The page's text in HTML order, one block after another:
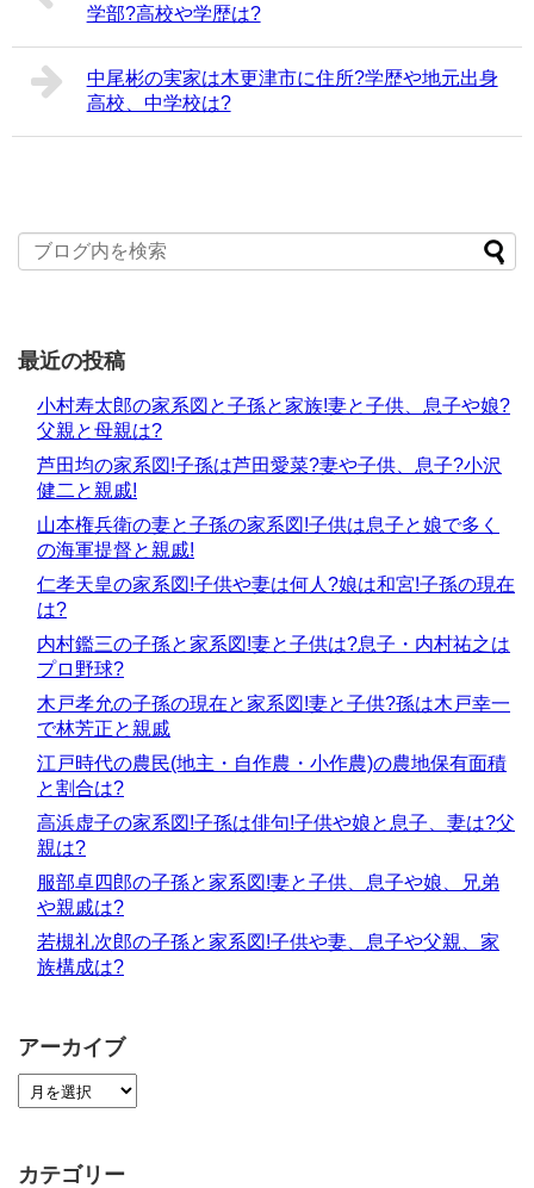
学部?高校や学歴は?
中尾彬の実家は木更津市に住所?学歴や地元出身
高校、中学校は?
最近の投稿
小村寿太郎の家系図と子孫と家族!妻と子供、息子や娘?
父親と母親は?
芦田均の家系図!子孫は芦田愛菜?妻や子供、息子?小沢
健二と親戚!
山本権兵衛の妻と子孫の家系図!子供は息子と娘で多く
の海軍提督と親戚!
仁孝天皇の家系図!子供や妻は何人?娘は和宮!子孫の現在
は?
内村鑑三の子孫と家系図!妻と子供は?息子・内村祐之は
プロ野球?
木戸孝允の子孫の現在と家系図!妻と子供?孫は木戸幸一
で林芳正と親戚
江戸時代の農民(地主・自作農・小作農)の農地保有面積
と割合は?
高浜虚子の家系図!子孫は俳句!子供や娘と息子、妻は?父
親は?
服部卓四郎の子孫と家系図!妻と子供、息子や娘、兄弟
や親戚は?
若槻礼次郎の子孫と家系図!子供や妻、息子や父親、家
族構成は?
アーカイブ
カテゴリー